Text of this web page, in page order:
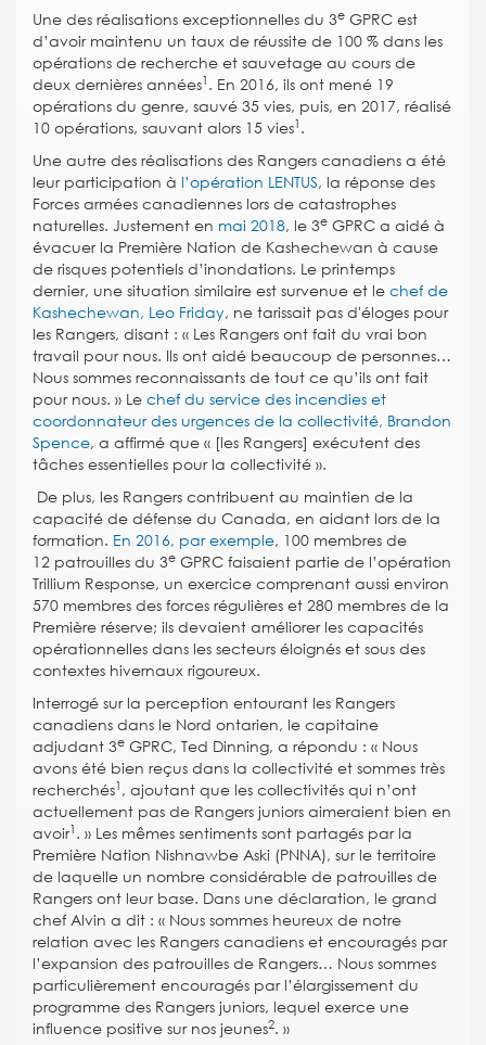
Une des réalisations exceptionnelles du 3e GPRC est
d’avoir maintenu un taux de réussite de 100 % dans les
opérations de recherche et sauvetage au cours de
deux dernières années1. En 2016, ils ont mené 19
opérations du genre, sauvé 35 vies, puis, en 2017, réalisé
10 opérations, sauvant alors 15 vies1.
Une autre des réalisations des Rangers canadiens a été
leur participation à l’opération LENTUS, la réponse des
Forces armées canadiennes lors de catastrophes
naturelles. Justement en mai 2018, le 3e GPRC a aidé à
évacuer la Première Nation de Kashechewan à cause
de risques potentiels d’inondations. Le printemps
dernier, une situation similaire est survenue et le chef de
Kashechewan, Leo Friday, ne tarissait pas d'éloges pour
les Rangers, disant : « Les Rangers ont fait du vrai bon
travail pour nous. Ils ont aidé beaucoup de personnes…
Nous sommes reconnaissants de tout ce qu’ils ont fait
pour nous. » Le chef du service des incendies et
coordonnateur des urgences de la collectivité, Brandon
Spence, a affirmé que « [les Rangers] exécutent des
tâches essentielles pour la collectivité ».
De plus, les Rangers contribuent au maintien de la
capacité de défense du Canada, en aidant lors de la
formation. En 2016, par exemple, 100 membres de
12 patrouilles du 3e GPRC faisaient partie de l’opération
Trillium Response, un exercice comprenant aussi environ
570 membres des forces régulières et 280 membres de la
Première réserve; ils devaient améliorer les capacités
opérationnelles dans les secteurs éloignés et sous des
contextes hivernaux rigoureux.
Interrogé sur la perception entourant les Rangers
canadiens dans le Nord ontarien, le capitaine
adjudant 3e GPRC, Ted Dinning, a répondu : « Nous
avons été bien reçus dans la collectivité et sommes très
recherchés1, ajoutant que les collectivités qui n’ont
actuellement pas de Rangers juniors aimeraient bien en
avoir1. » Les mêmes sentiments sont partagés par la
Première Nation Nishnawbe Aski (PNNA), sur le territoire
de laquelle un nombre considérable de patrouilles de
Rangers ont leur base. Dans une déclaration, le grand
chef Alvin a dit : « Nous sommes heureux de notre
relation avec les Rangers canadiens et encouragés par
l’expansion des patrouilles de Rangers… Nous sommes
particulièrement encouragés par l’élargissement du
programme des Rangers juniors, lequel exerce une
influence positive sur nos jeunes2. »